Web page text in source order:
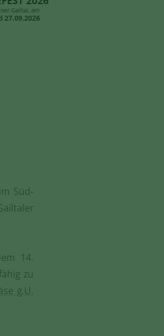
im Süd-
14.
zu
g.U.